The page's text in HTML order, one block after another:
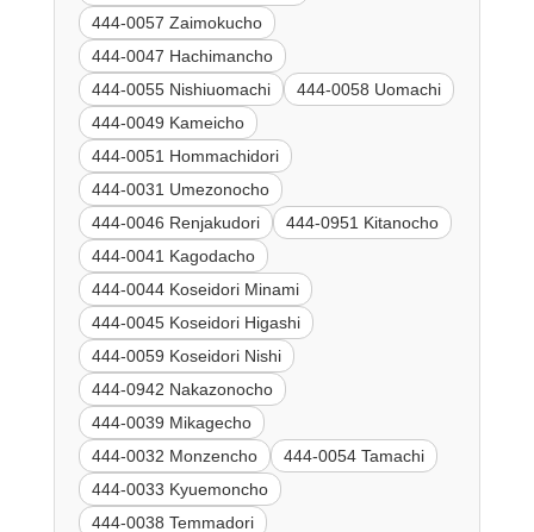
444-0057 Zaimokucho
444-0047 Hachimancho
444-0055 Nishiuomachi
444-0058 Uomachi
444-0049 Kameicho
444-0051 Hommachidori
444-0031 Umezonocho
444-0046 Renjakudori
444-0951 Kitanocho
444-0041 Kagodacho
444-0044 Koseidori Minami
444-0045 Koseidori Higashi
444-0059 Koseidori Nishi
444-0942 Nakazonocho
444-0039 Mikagecho
444-0032 Monzencho
444-0054 Tamachi
444-0033 Kyuemoncho
444-0038 Temmadori